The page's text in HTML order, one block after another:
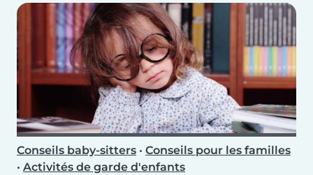
Conseils baby-sitters • Conseils pour les familles
• Activités de garde d'enfants